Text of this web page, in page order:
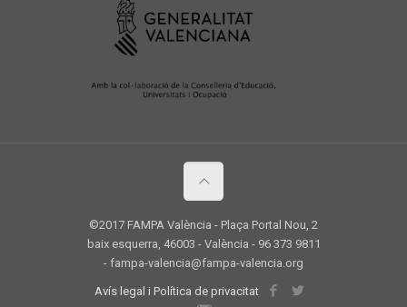
©2017 FAMPA València - Plaça Portal Nou, 2
baix esquerra, 46003 - València - 96 373 9811
- fampa-valencia@fampa-valencia.org
Avís legal i Política de privacitat